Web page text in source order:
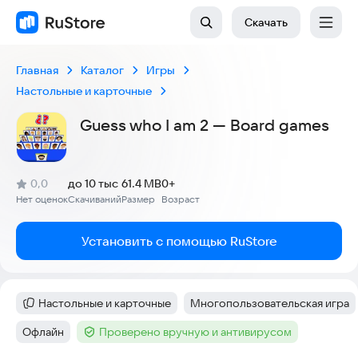
Скачать
Главная Каталог
Игры
Настольные и карточные
Guess who I am 2 — Board games
Рейтинг:
0,0
(
Нет оценок
)
Скачиваний
до 10 тыс
Размер
61.4 MB
Возраст
0+
Установить с помощью RuStore
Категория:
Настольные и карточные Тег:
Многопользовательская игра
Тег:
Офлайн Тег :Проверено вручную и антивирусом